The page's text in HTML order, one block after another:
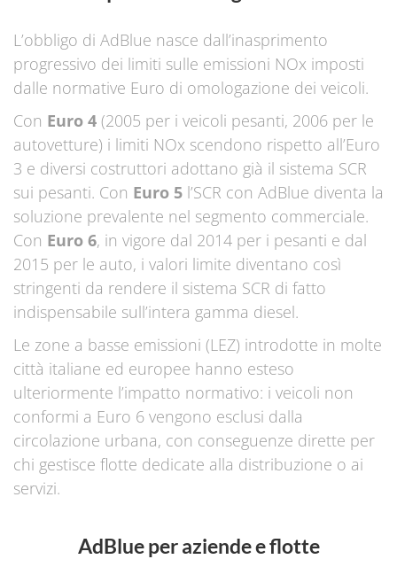
L’obbligo di AdBlue nasce dall’inasprimento
progressivo dei limiti sulle emissioni NOx imposti
dalle normative Euro di omologazione dei veicoli.
Con Euro 4 (2005 per i veicoli pesanti, 2006 per le
autovetture) i limiti NOx scendono rispetto all’Euro
3 e diversi costruttori adottano già il sistema SCR
sui pesanti. Con Euro 5 l’SCR con AdBlue diventa la
soluzione prevalente nel segmento commerciale.
Con Euro 6, in vigore dal 2014 per i pesanti e dal
2015 per le auto, i valori limite diventano così
stringenti da rendere il sistema SCR di fatto
indispensabile sull’intera gamma diesel.
Le zone a basse emissioni (LEZ) introdotte in molte
città italiane ed europee hanno esteso
ulteriormente l’impatto normativo: i veicoli non
conformi a Euro 6 vengono esclusi dalla
circolazione urbana, con conseguenze dirette per
chi gestisce flotte dedicate alla distribuzione o ai
servizi.
AdBlue per aziende e flotte